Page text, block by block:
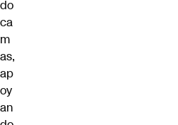
do
ca
m
as,
ap
oy
an